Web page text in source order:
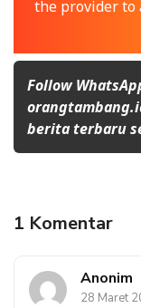
the provider to
Follow
berita terbaru
1 Komentar
Anonim
28 Maret